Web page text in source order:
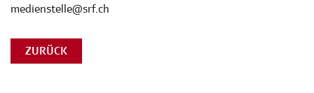
medienstelle@srf.ch
ZURÜCK